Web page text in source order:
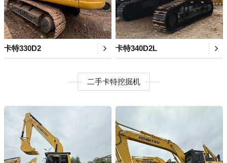
卡特330D2 卡特340D2L
二手卡特挖掘机